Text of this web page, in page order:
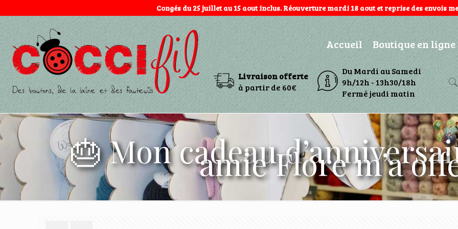
Congés du 25 juillet au 15 aout inclus. Réouverture mardi 18 aout et reprise des envois
Accueil Boutique en ligne
Livraison offerte
à partir de 60€
Du Mardi au Samedi
9h/12h - 13h30/18h
Fermé jeudi matin
🎂 Mon cadeauamie Flore m’a